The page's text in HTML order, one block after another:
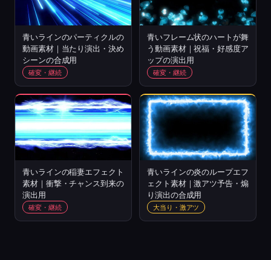
青いラインのパーティクルの
動画素材｜当たり演出・決め
シーンの合成用
確変・継続
青いフレーム状のハートが舞
う動画素材｜祝福・好感度ア
ップの演出用
確変・継続
青いラインの稲妻エフェクト
素材｜衝撃・チャンス到来の
演出用
確変・継続
青いラインの炎のループエフ
ェクト素材｜激アツ予告・煽
り演出の合成用
大当り・激アツ